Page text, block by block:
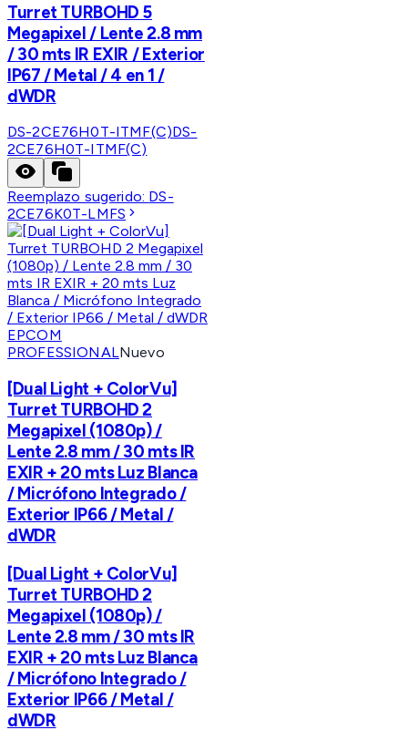
Turret TURBOHD 5
Megapixel / Lente 2.8 mm
/ 30 mts IR EXIR / Exterior
IP67 / Metal / 4 en 1 /
dWDR
DS-2CE76H0T-ITMF(C)DS-
2CE76H0T-ITMF(C)
Reemplazo sugerido: DS-
2CE76K0T-LMFS
EPCOM
PROFESSIONALNuevo
[Dual Light + ColorVu]
Turret TURBOHD 2
Megapixel (1080p) /
Lente 2.8 mm / 30 mts IR
EXIR + 20 mts Luz Blanca
/ Micrófono Integrado /
Exterior IP66 / Metal /
dWDR
[Dual Light + ColorVu]
Turret TURBOHD 2
Megapixel (1080p) /
Lente 2.8 mm / 30 mts IR
EXIR + 20 mts Luz Blanca
/ Micrófono Integrado /
Exterior IP66 / Metal /
dWDR